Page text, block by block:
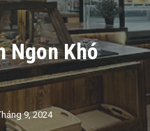
Ngon Khó
9, 2024